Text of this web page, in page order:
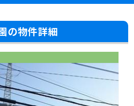
の物件詳細